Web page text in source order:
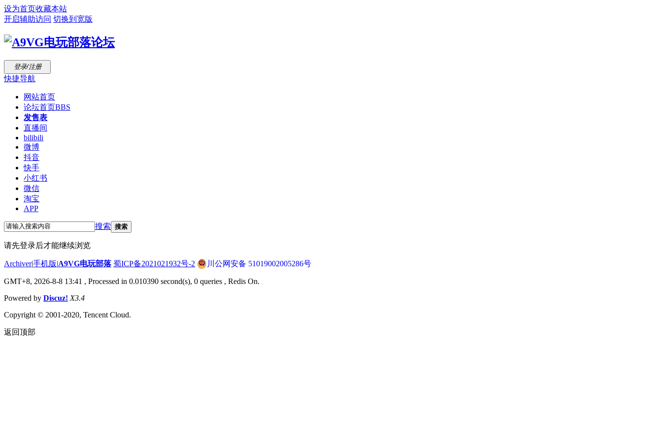
设为首页收藏本站
开启辅助访问 切换到宽版
登录/注册
快捷导航
网站首页
论坛首页BBS
发售表
直播间
bilibili
微博
抖音
快手
小红书
微信
淘宝
APP
搜索 搜索
请先登录后才能继续浏览
Archiver|手机版|A9VG电玩部落 蜀ICP备2021021932号-2 川公网安备 51019002005286号
GMT+8, 2026-8-8 13:41 , Processed in 0.010390 second(s), 0 queries , Redis On.
Powered by Discuz! X3.4
Copyright © 2001-2020, Tencent Cloud.
返回顶部